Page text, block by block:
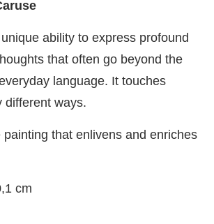
ability to express profound
that often go beyond the
language. It touches
different ways.
painting that enlivens and enriches
cm